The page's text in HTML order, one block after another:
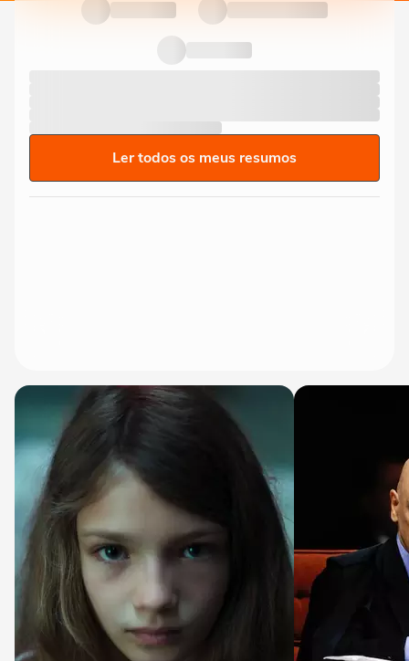
Ler todos os meus resumos